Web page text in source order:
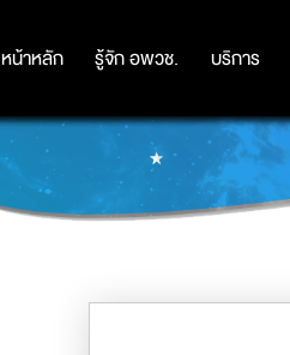
หน้าหลัก รู้จัก อพวช. บริการ
หน้าหลัก รู้จัก อพวช. บริการ